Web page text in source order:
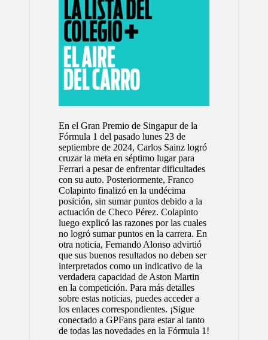
En el Gran Premio de Singapur de la
Fórmula 1 del pasado lunes 23 de
septiembre de 2024, Carlos Sainz logró
cruzar la meta en séptimo lugar para
Ferrari a pesar de enfrentar dificultades
con su auto. Posteriormente, Franco
Colapinto finalizó en la undécima
posición, sin sumar puntos debido a la
actuación de Checo Pérez. Colapinto
luego explicó las razones por las cuales
no logró sumar puntos en la carrera. En
otra noticia, Fernando Alonso advirtió
que sus buenos resultados no deben ser
interpretados como un indicativo de la
verdadera capacidad de Aston Martin
en la competición. Para más detalles
sobre estas noticias, puedes acceder a
los enlaces correspondientes. ¡Sigue
conectado a GPFans para estar al tanto
de todas las novedades en la Fórmula 1!